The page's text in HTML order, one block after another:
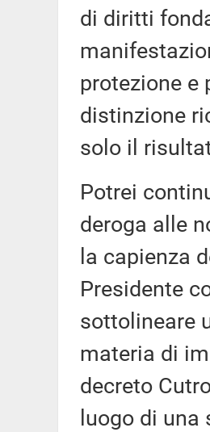
di diritti
protezione e
distinzione
solo il
Potrei
deroga alle
la capienza
Presidente
sottolineare
materia di
decreto
luogo di